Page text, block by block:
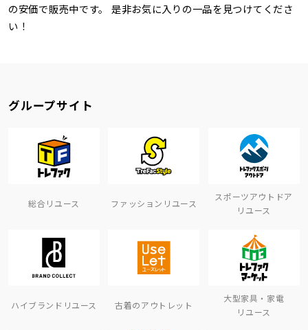
の安価で販売中です。 是非お気に入りの一品を見つけてくださ
い！
グループサイト
総合リユース ファッションリユース
スポーツアウトドア
リユース
ハイブランドリユース 古着のアウトレット
大型家具・家電
リユース